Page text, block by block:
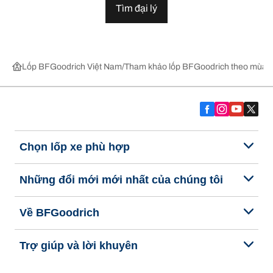
Tìm đại lý
Lốp BFGoodrich Việt Nam Tham khảo lốp BFGoodrich theo
Chọn lốp xe phù hợp
Những đổi mới mới nhất của chúng tôi
Về BFGoodrich
Trợ giúp và lời khuyên